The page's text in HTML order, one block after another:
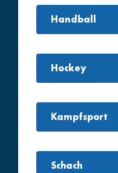
Handball
Hockey
Kampfsport
Schach